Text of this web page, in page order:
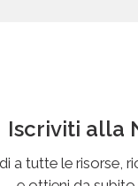
Iscriviti alla
a tutte le risorse,